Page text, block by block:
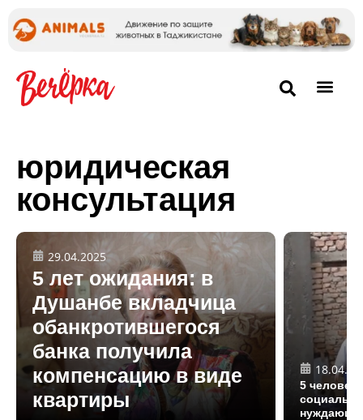
юридическая
консультация
29.04.2025
5 лет ожидания: в
Душанбе вкладчица
обанкротившегося
банка получила
компенсацию в виде
квартиры
5 человек